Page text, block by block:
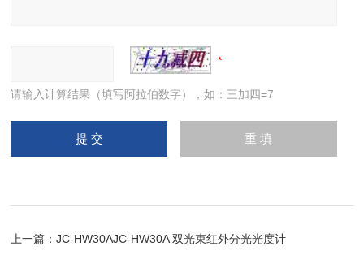
请输入计算结果（填写阿拉伯数字），如：三加四=7
上一篇：JC-HW30AJC-HW30A 双光束红外分光光度计